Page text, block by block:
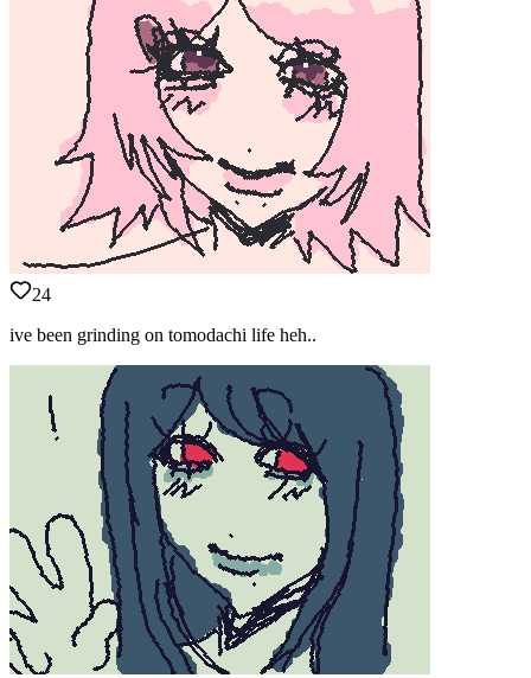
24
ive been grinding on tomodachi life heh..